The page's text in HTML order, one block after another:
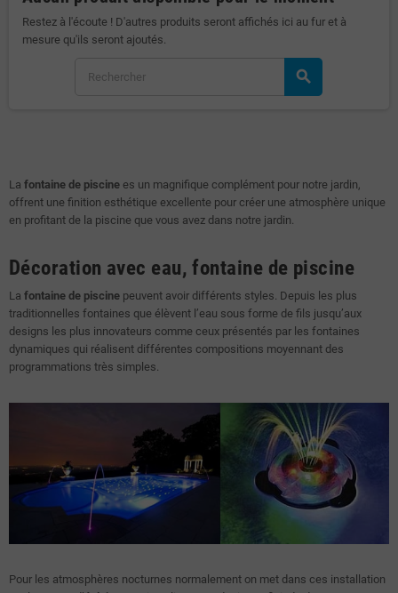
Restez à l'écoute ! D'autres produits seront affichés ici au fur et à
mesure qu'ils seront ajoutés.
search
La fontaine de piscine es un magnifique complément pour notre jardin,
offrent une finition esthétique excellente pour créer une atmosphère unique
en profitant de la piscine que vous avez dans notre jardin.
Décoration avec eau, fontaine de piscine
La fontaine de piscine peuvent avoir différents styles. Depuis les plus
traditionnelles fontaines que élèvent l’eau sous forme de fils jusqu’aux
designs les plus innovateurs comme ceux présentés par les fontaines
dynamiques qui réalisent différentes compositions moyennant des
programmations très simples.
Pour les atmosphères nocturnes normalement on met dans ces installation